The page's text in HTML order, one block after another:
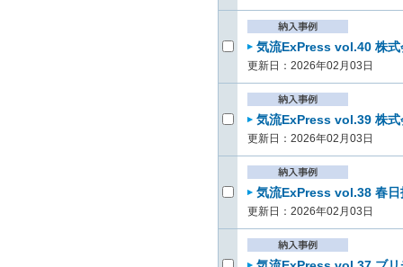
気流ExPress vol.40 株
更新日：2026年02月03日
気流ExPress vol.39 株
更新日：2026年02月03日
気流ExPress vol.38 春
更新日：2026年02月03日